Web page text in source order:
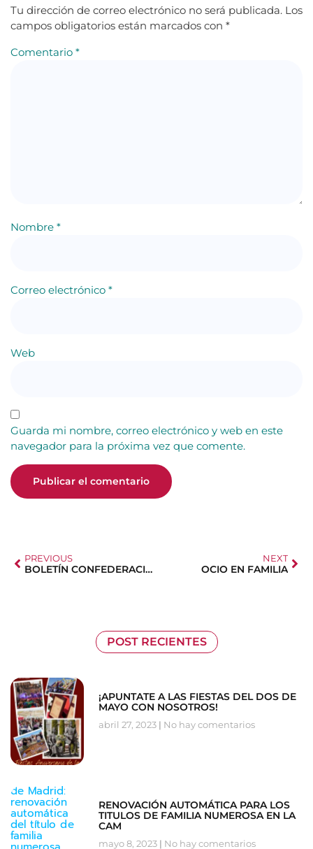
Tu dirección de correo electrónico no será publicada. Los
campos obligatorios están marcados con *
Comentario *
Nombre *
Correo electrónico *
Web
Guarda mi nombre, correo electrónico y web en este
navegador para la próxima vez que comente.
PREVIOUS
BOLETÍN CONFEDERACIÓN EUROPEA
NEXT
OCIO EN FAMILIA
POST RECIENTES
¡APUNTATE A LAS FIESTAS DEL DOS DE
MAYO CON NOSOTROS!
abril 27, 2023 No hay comentarios
RENOVACIÓN AUTOMÁTICA PARA LOS
TITULOS DE FAMILIA NUMEROSA EN LA
CAM
mayo 8, 2023 No hay comentarios